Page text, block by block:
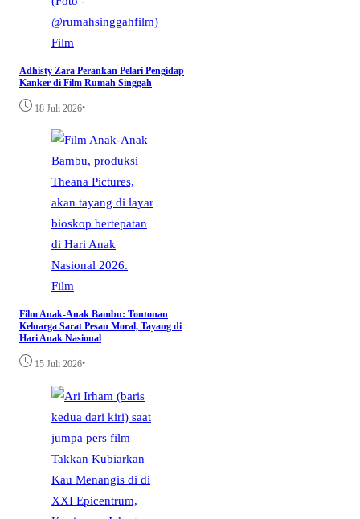
Film
Adhisty Zara Perankan Pelari Pengidap
Kanker di Film Rumah Singgah
18 Juli 2026•
Film
Film Anak-Anak Bambu: Tontonan
Keluarga Sarat Pesan Moral, Tayang di
Hari Anak Nasional
15 Juli 2026•